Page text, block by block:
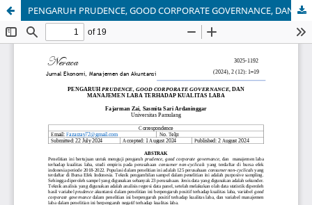
PENGARUH PRUDENCE, GOOD CORPORATE GOVERNANCE, DAN MANAJEMEN LABA TERHADAP KUALITAS LABA